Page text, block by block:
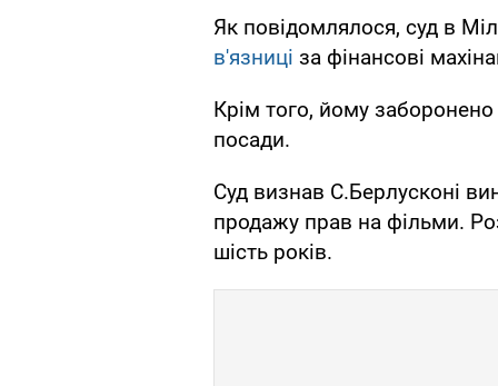
Як повідомлялося, суд в
в'язниці за фінансові
Крім того, йому
посади.
Суд визнав С.Берлусконі
продажу прав на фільми.
шість років.